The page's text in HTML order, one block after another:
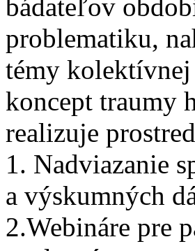
bádateľov
problematiku,
témy
koncept traumy
realizuje
1. Nadviazanie
a výskumných
2.Webináre pre